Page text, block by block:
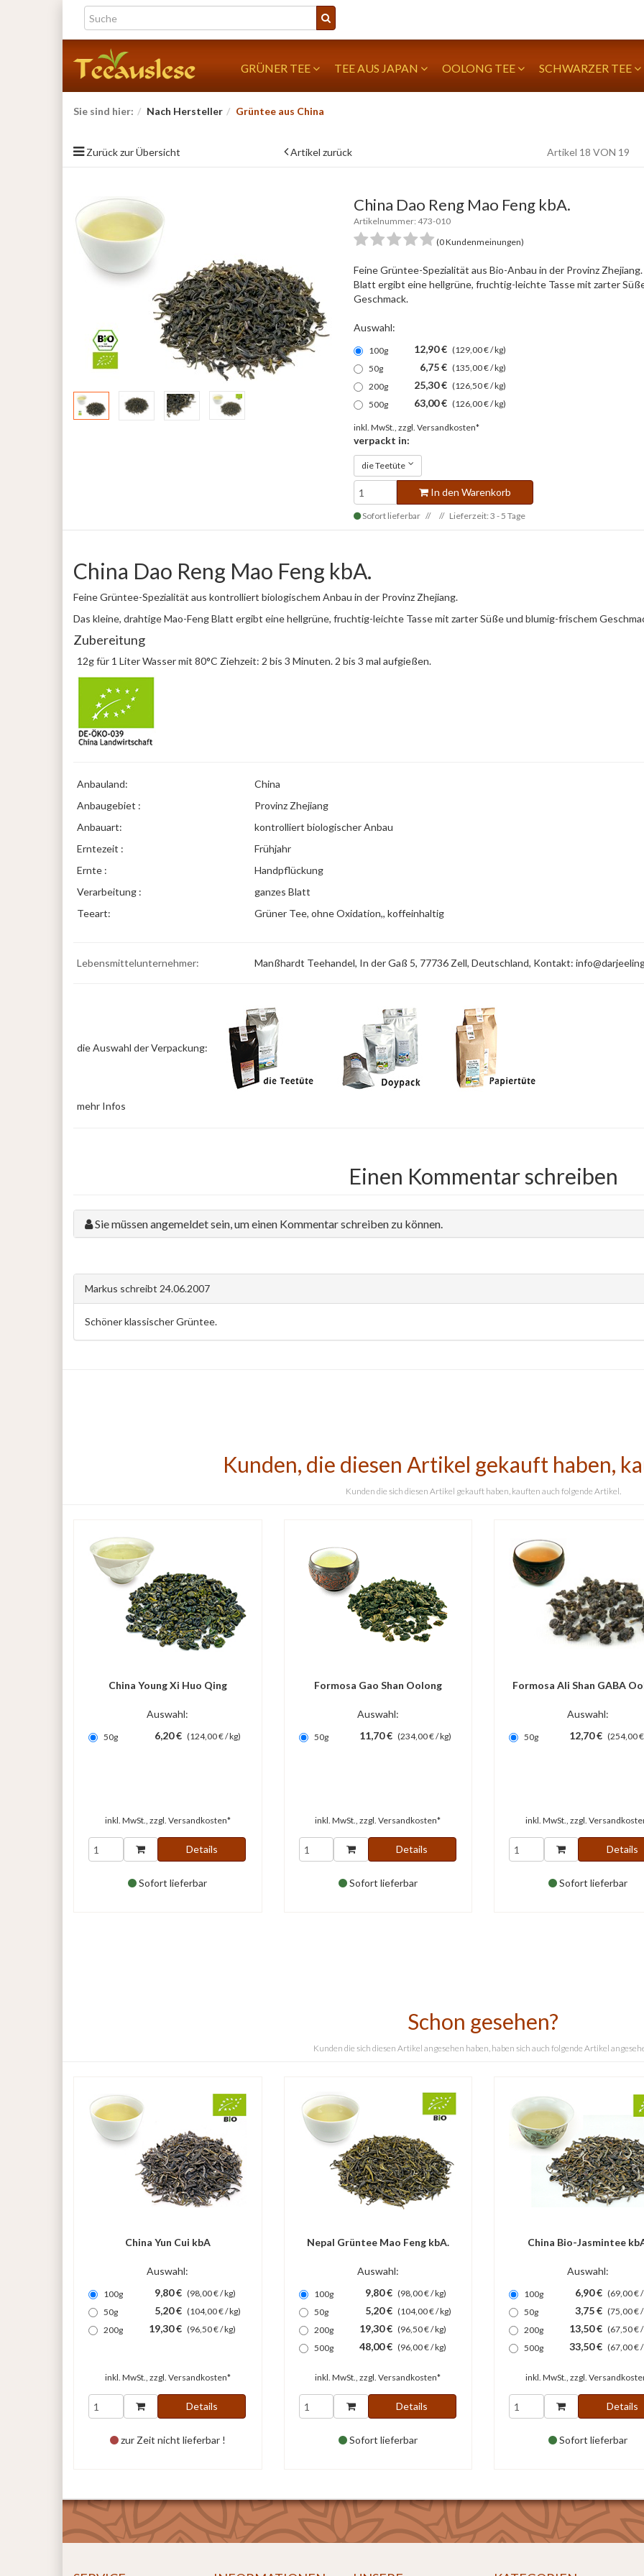
GRÜNER TEE TEE AUS JAPAN OOLONG TEE SCHWARZER TEE
Sie sind hier: Nach Hersteller Grüntee aus China
Zurück zur Übersicht Artikel zurück Artikel 18 VON 19
China Dao Reng Mao Feng kbA.
Artikelnummer: 473-010
(0 Kundenmeinungen)
Feine Grüntee-Spezialität aus Bio-Anbau in der Provinz
Blatt ergibt eine hellgrüne, fruchtig-leichte Tasse mit zarter
Geschmack.
Auswahl:
100g 12,90 € (129,00 € / kg)
50g
6,75 € (135,00 € / kg)
200g
25,30 € (126,50 € / kg)
500g
63,00 € (126,00 € / kg)
inkl. MwSt., zzgl. Versandkosten*
verpackt in:
die Teetüte
In den Warenkorb
Sofort lieferbar Lieferzeit: 3 - 5 Tage
China Dao Reng Mao Feng kbA.
Feine Grüntee-Spezialität aus kontrolliert biologischem Anbau in der Provinz Zhejiang.
Das kleine, drahtige Mao-Feng Blatt ergibt eine hellgrüne, fruchtig-leichte Tasse mit zarter Süße und blumig-frischem
Zubereitung
12g für 1 Liter Wasser mit 80°C Ziehzeit: 2 bis 3 Minuten. 2 bis 3 mal aufgießen.
Anbauland:
China
Anbaugebiet :
Provinz Zhejiang
Anbauart:
kontrolliert biologischer Anbau
Erntezeit :
Frühjahr
Ernte :
Handpflückung
Verarbeitung :
ganzes Blatt
Teeart:
Grüner Tee, ohne Oxidation,, koffeinhaltig
Lebensmittelunternehmer: Manßhardt Teehandel, In der Gaß 5, 77736 Zell, Deutschland, Kontakt:
die Auswahl der Verpackung:
mehr Infos
Einen Kommentar schreiben
Sie müssen angemeldet sein, um einen Kommentar schreiben zu können.
Markus schreibt 24.06.2007
Schöner klassischer Grüntee.
Kunden, die diesen Artikel gekauft haben,
Kunden die sich diesen Artikel gekauft haben, kauften auch folgende Artikel.
China Young Xi Huo Qing
Auswahl:
50g 6,20 € (124,00 € / kg)
inkl. MwSt., zzgl. Versandkosten*
Details
Sofort lieferbar
Formosa Gao Shan Oolong
Auswahl:
50g 11,70 € (234,00 € / kg)
inkl. MwSt., zzgl.Versandkosten*
Details
Sofort lieferbar
Formosa Ali Shan GABA
Auswahl:
50g 12,70 € (254,00
inkl. MwSt., zzgl.
Details
Sofort lieferbar
Schon gesehen?
Kunden die sich diesen Artikel angesehen haben, haben sich auch folgende Artikel
China Yun Cui kbA
Auswahl:
100g 9,80 € (98,00 € / kg)
50g
5,20 € (104,00 € / kg)
200g
19,30 € (96,50 € / kg)
inkl. MwSt., zzgl. Versandkosten*
Details
zur Zeit nicht lieferbar !
Nepal Grüntee Mao Feng kbA.
Auswahl:
100g 9,80 € (98,00 € / kg)
50g
5,20 € (104,00 € / kg)
200g
19,30 € (96,50 € / kg)
500g
48,00 € (96,00 € / kg)
inkl. MwSt., zzgl.Versandkosten*
Details
Sofort lieferbar
China Bio-Jasmintee
Auswahl:
100g 6,90 € (69,00 € /
50g
3,75 € (75,00 € /
200g
13,50 € (67,50 € /
500g
33,50 € (67,00 € /
inkl. MwSt., zzgl.
Details
Sofort lieferbar